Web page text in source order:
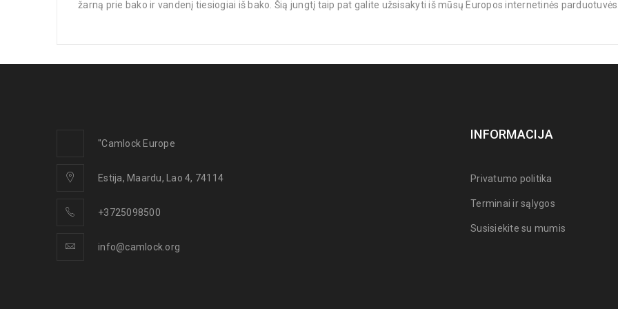
žarną prie bako ir vandenį tiesiogiai iš bako. Šią jungtį taip pat galite užsisakyti iš mūsų Europos internetinės
"Camlock Europe
Estija, Maardu, Lao 4, 74114
+3725098500
info@camlock.org
INFORMACIJA
Privatumo politika
Terminai ir sąlygos
Susisiekite su mumis